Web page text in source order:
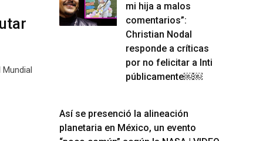
mi hija a malos
comentarios”:
Christian Nodal
responde a críticas
por no felicitar a Inti
públicamente￼￼
Así se presenció la alineación
planetaria en México, un evento